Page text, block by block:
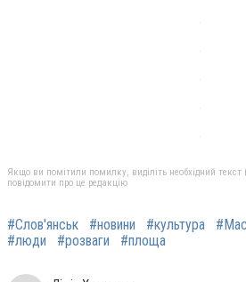
Якщо ви помітили помилку, виділіть необхідний текст
повідомити про це редакцію
#Слов'янськ #новини #культура
#люди
#розваги #площа